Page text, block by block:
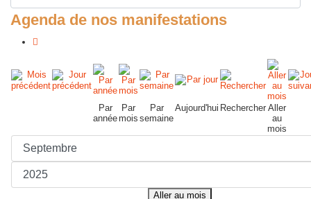
Agenda de nos manifestations
Par
année
Par
mois
Par
semaine
Aujourd'hui Rechercher Aller
au
mois
Aller au mois